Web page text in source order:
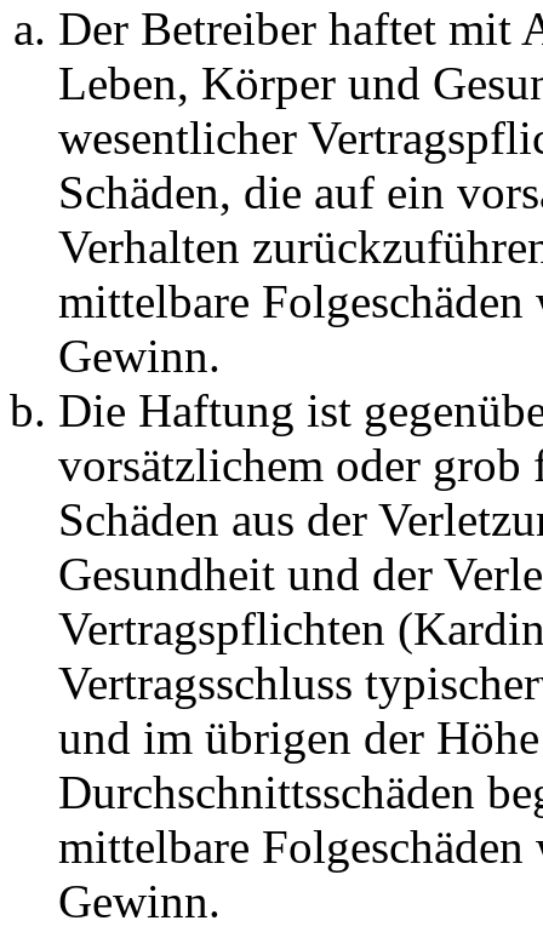
Der Betreiber haftet mit
Leben, Körper und
wesentlicher
Schäden, die auf ein
Verhalten
mittelbare Folgeschäden
Gewinn.
Die Haftung ist
vorsätzlichem oder grob
Schäden aus der
Gesundheit und der
Vertragspflichten
Vertragsschluss
und im übrigen der
Durchschnittsschäden
mittelbare Folgeschäden
Gewinn.